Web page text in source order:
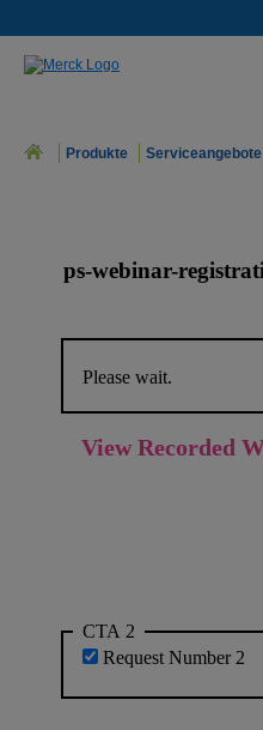
Produkte Serviceangebote